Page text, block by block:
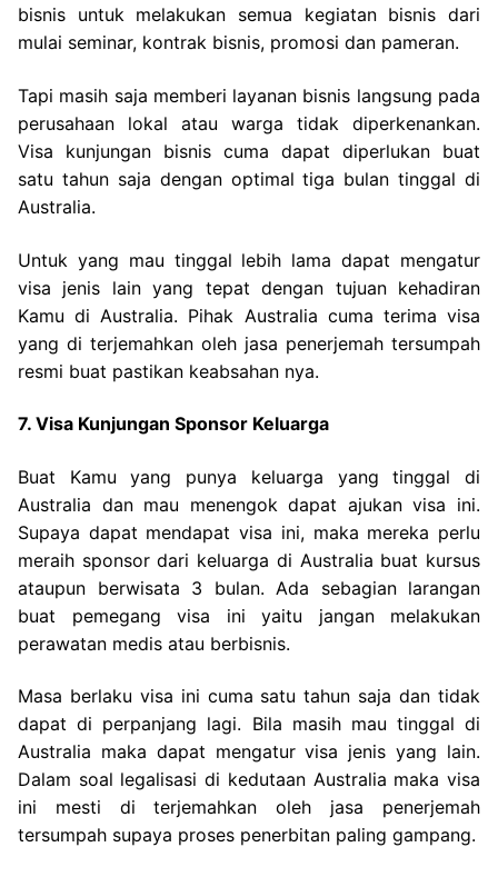
bisnis untuk melakukan semua kegiatan bisnis dari
mulai seminar, kontrak bisnis, promosi dan pameran.
Tapi masih saja memberi layanan bisnis langsung pada
perusahaan lokal atau warga tidak diperkenankan.
Visa kunjungan bisnis cuma dapat diperlukan buat
satu tahun saja dengan optimal tiga bulan tinggal di
Australia.
Untuk yang mau tinggal lebih lama dapat mengatur
visa jenis lain yang tepat dengan tujuan kehadiran
Kamu di Australia. Pihak Australia cuma terima visa
yang di terjemahkan oleh jasa penerjemah tersumpah
resmi buat pastikan keabsahan nya.
7. Visa Kunjungan Sponsor Keluarga
Buat Kamu yang punya keluarga yang tinggal di
Australia dan mau menengok dapat ajukan visa ini.
Supaya dapat mendapat visa ini, maka mereka perlu
meraih sponsor dari keluarga di Australia buat kursus
ataupun berwisata 3 bulan. Ada sebagian larangan
buat pemegang visa ini yaitu jangan melakukan
perawatan medis atau berbisnis.
Masa berlaku visa ini cuma satu tahun saja dan tidak
dapat di perpanjang lagi. Bila masih mau tinggal di
Australia maka dapat mengatur visa jenis yang lain.
Dalam soal legalisasi di kedutaan Australia maka visa
ini mesti di terjemahkan oleh jasa penerjemah
tersumpah supaya proses penerbitan paling gampang.